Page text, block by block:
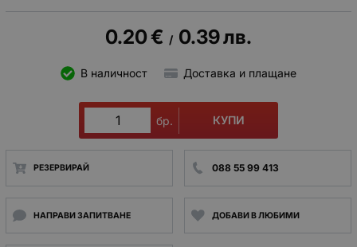
0.20€ / 0.39лв.
В наличност Доставка и плащане
бр. КУПИ
РЕЗЕРВИРАЙ 088 55 99 413
НАПРАВИ ЗАПИТВАНЕ ДОБАВИ В ЛЮБИМИ